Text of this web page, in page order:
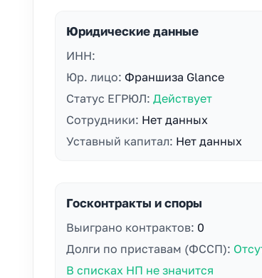
Юридические данные
ИНН:
Юр. лицо: Франшиза Glance
Статус ЕГРЮЛ: Действует
Сотрудники: Нет данных
Уставный капитал: Нет данных
Госконтракты и споры
Выиграно контрактов: 0
Долги по приставам (ФССП):
В списках НП не значится